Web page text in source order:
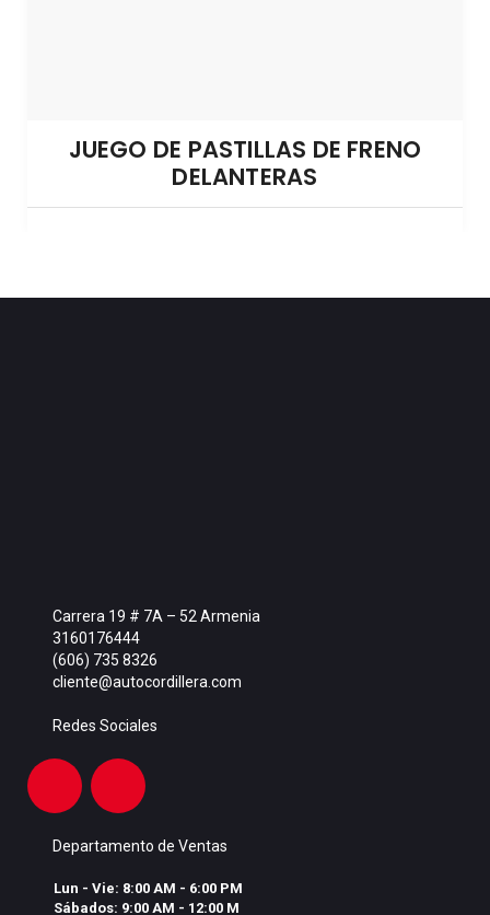
JUEGO DE PASTILLAS DE FRENO
DELANTERAS
Carrera 19 # 7A – 52 Armenia
3160176444
(606) 735 8326
cliente@autocordillera.com
Redes Sociales
Departamento de Ventas
Lun - Vie: 8:00 AM - 6:00 PM
Sábados: 9:00 AM - 12:00 M